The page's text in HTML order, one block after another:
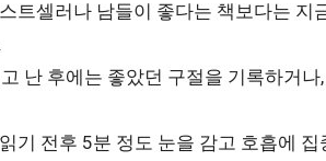
트셀러나 남들이 좋다는 책보다는 지
난 후에는 좋았던 구절을 기록하거
기 전후 5분 정도 눈을 감고 호흡에